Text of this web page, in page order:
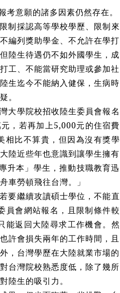
意願的諸多因素仍然存在。
制採認高等學校學歷、限制來
編列獎助學金、不允許在學打
陸生待遇仍不如外國學生，成
工、不能當研究助理或參加社
生迄今不能納入健保，生病時
。
大學院校招收陸生委員會報名
，若再加上5,000元的住宿費
相比不算貴，但因為沒有獎學
陸近些年也意識到讓學生擁有
升本」學生，推動技職教育迅
車勞頓飛往台灣。」
要繼續攻讀碩士學位，不能直
員會網站報名，且限制條件較
能返回大陸尋求工作機會。然
許會損失兩年的工作時間，且
，台灣學歷在大陸就業市場的
台灣院校熟悉度低，除了幾所
陸生的吸引力。